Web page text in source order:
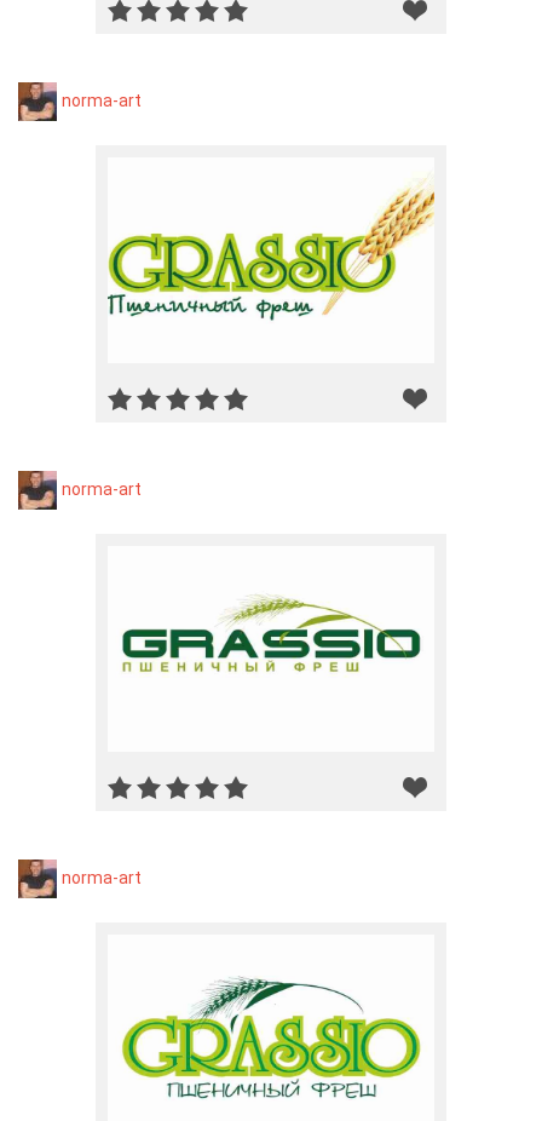
norma-art
norma-art
norma-art